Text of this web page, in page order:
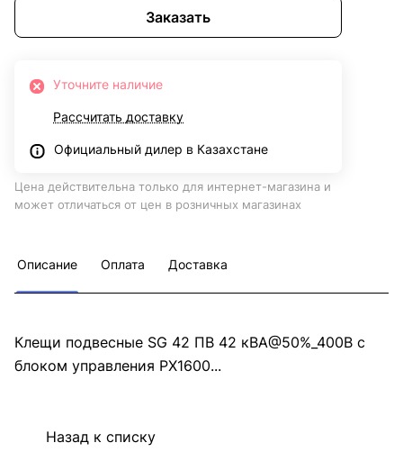
Заказать
Уточните наличие
Рассчитать доставку
Официальный дилер в Казахстане
Цена действительна только для интернет-магазина и
может отличаться от цен в розничных магазинах
Описание Оплата Доставка
Клещи подвесные SG 42 ПВ 42 кВА@50%_400В с
блоком управления PX1600...
Назад к списку